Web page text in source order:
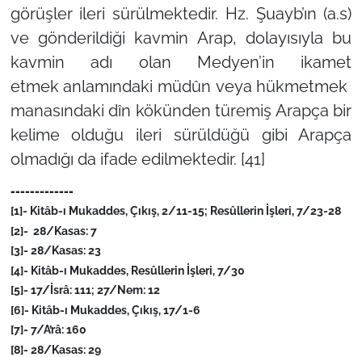
görüşler ileri sürülmektedir. Hz. Şuayb’ın (a.s)
ve gönderildiği kavmin Arap, dolayısıyla bu
kavmin adı olan Medyen’in ikamet
etmekanlamındaki müdûn veya hükmetmek
manasındakidîn kökünden türemiş Arapça bir
kelime olduğu ileri sürüldüğü gibi Arapça
olmadığı da ifade edilmektedir. [41]
-------------
[1]- Kitâb-ı Mukaddes, Çıkış, 2/11-15; Resûllerin İşleri, 7/23-28
[2]- 28/Kasas: 7
[3]- 28/Kasas: 23
[4]- Kitâb-ı Mukaddes, Resûllerin İşleri, 7/30
[5]- 17/İsrâ: 111; 27/Nem: 12
[6]- Kitâb-ı Mukaddes, Çıkış, 17/1-6
[7]- 7/A’râ: 160
[8]- 28/Kasas: 29